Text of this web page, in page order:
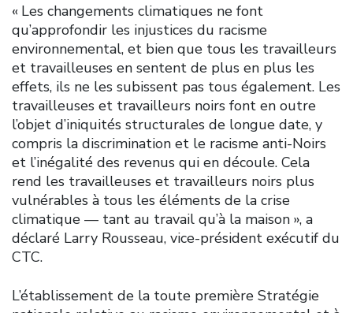
« Les changements climatiques ne font
qu’approfondir les injustices du racisme
environnemental, et bien que tous les travailleurs
et travailleuses en sentent de plus en plus les
effets, ils ne les subissent pas tous également. Les
travailleuses et travailleurs noirs font en outre
l’objet d’iniquités structurales de longue date, y
compris la discrimination et le racisme anti-Noirs
et l’inégalité des revenus qui en découle. Cela
rend les travailleuses et travailleurs noirs plus
vulnérables à tous les éléments de la crise
climatique — tant au travail qu’à la maison », a
déclaré Larry Rousseau, vice-président exécutif du
CTC.
L’établissement de la toute première Stratégie